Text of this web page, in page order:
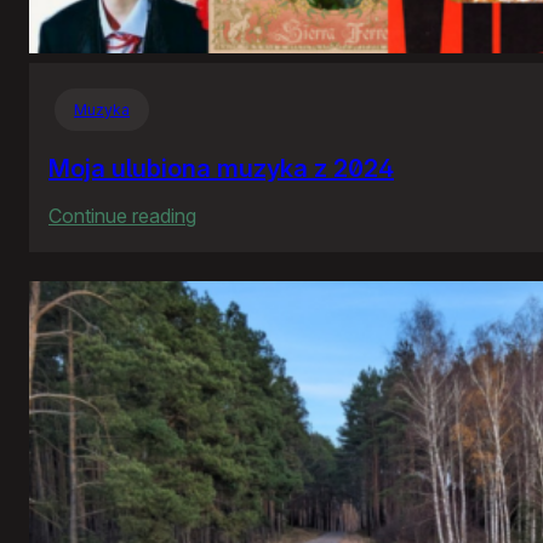
Muzyka
Moja ulubiona muzyka z 2024
Continue reading
ulubiona
muzyka
z
2024